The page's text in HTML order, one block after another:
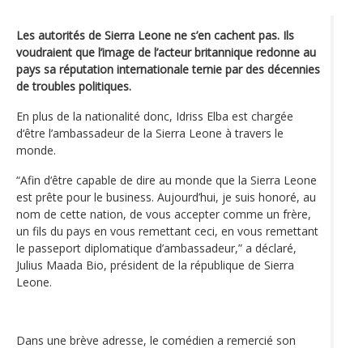
Les autorités de Sierra Leone ne s’en cachent pas. Ils
voudraient que l’image de l’acteur britannique redonne au
pays sa réputation internationale ternie par des décennies
de troubles politiques.
En plus de la nationalité donc, Idriss Elba est chargée
d‘être l’ambassadeur de la Sierra Leone à travers le
monde.
“Afin d‘être capable de dire au monde que la Sierra Leone
est prête pour le business. Aujourd’hui, je suis honoré, au
nom de cette nation, de vous accepter comme un frère,
un fils du pays en vous remettant ceci, en vous remettant
le passeport diplomatique d’ambassadeur,” a déclaré,
Julius Maada Bio, président de la république de Sierra
Leone.
Dans une brève adresse, le comédien a remercié son